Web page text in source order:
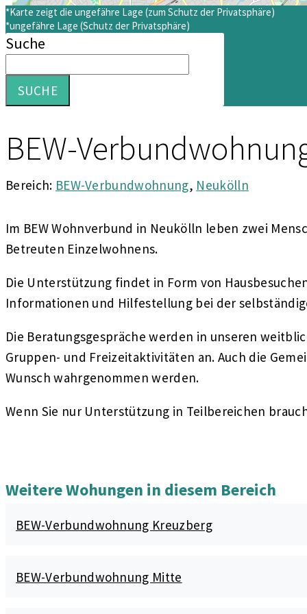
*Karte zeigt die ungefähre Lage (zum Schutz der Privatsphäre)
*ungefähre Lage (Schutz der Privatsphäre)
Suche
SUCHE
BEW-
Bereich: BEW-Verbundwohnung, Neukölln
Im BEW Wohnverbund in Neukölln leben zwei
Betreuten Einzelwohnens.
Die Unterstützung findet in Form von
Informationen und Hilfestellung bei der
Die Beratungsgespräche werden in unseren
Gruppen- und Freizeitaktivitäten an. Auch die
Wunsch wahrgenommen werden.
Wenn Sie nur Unterstützung in Teilbereichen
Weitere Wohungen in diesem Bereich
BEW-Verbundwohnung Kreuzberg
BEW-Verbundwohnung Mitte